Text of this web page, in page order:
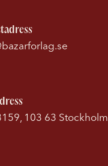
103 63 Stockholm